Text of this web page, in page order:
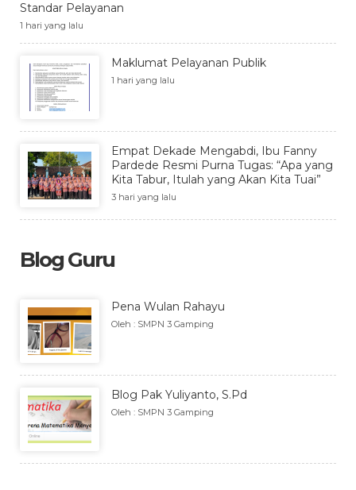
Standar Pelayanan
1 hari yang lalu
Maklumat Pelayanan Publik
1 hari yang lalu
Empat Dekade Mengabdi, Ibu Fanny
Pardede Resmi Purna Tugas: “Apa yang
Kita Tabur, Itulah yang Akan Kita Tuai”
3 hari yang lalu
Blog Guru
Pena Wulan Rahayu
Oleh : SMPN 3 Gamping
Blog Pak Yuliyanto, S.Pd
Oleh : SMPN 3 Gamping